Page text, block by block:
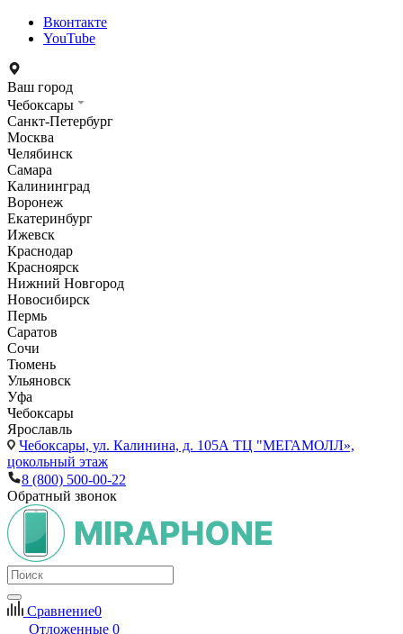
Вконтакте
YouTube
Ваш город
Чебоксары
Санкт-Петербург
Москва
Челябинск
Самара
Калининград
Воронеж
Екатеринбург
Ижевск
Краснодар
Красноярск
Нижний Новгород
Новосибирск
Пермь
Саратов
Сочи
Тюмень
Ульяновск
Уфа
Чебоксары
Ярославль
Чебоксары, ул. Калинина, д. 105А ТЦ "МЕГАМОЛЛ»,
цокольный этаж
8 (800) 500-00-22
Обратный звонок
Сравнение0
Отложенные 0